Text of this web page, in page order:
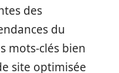
des
du
mots-clés bien
site optimisée